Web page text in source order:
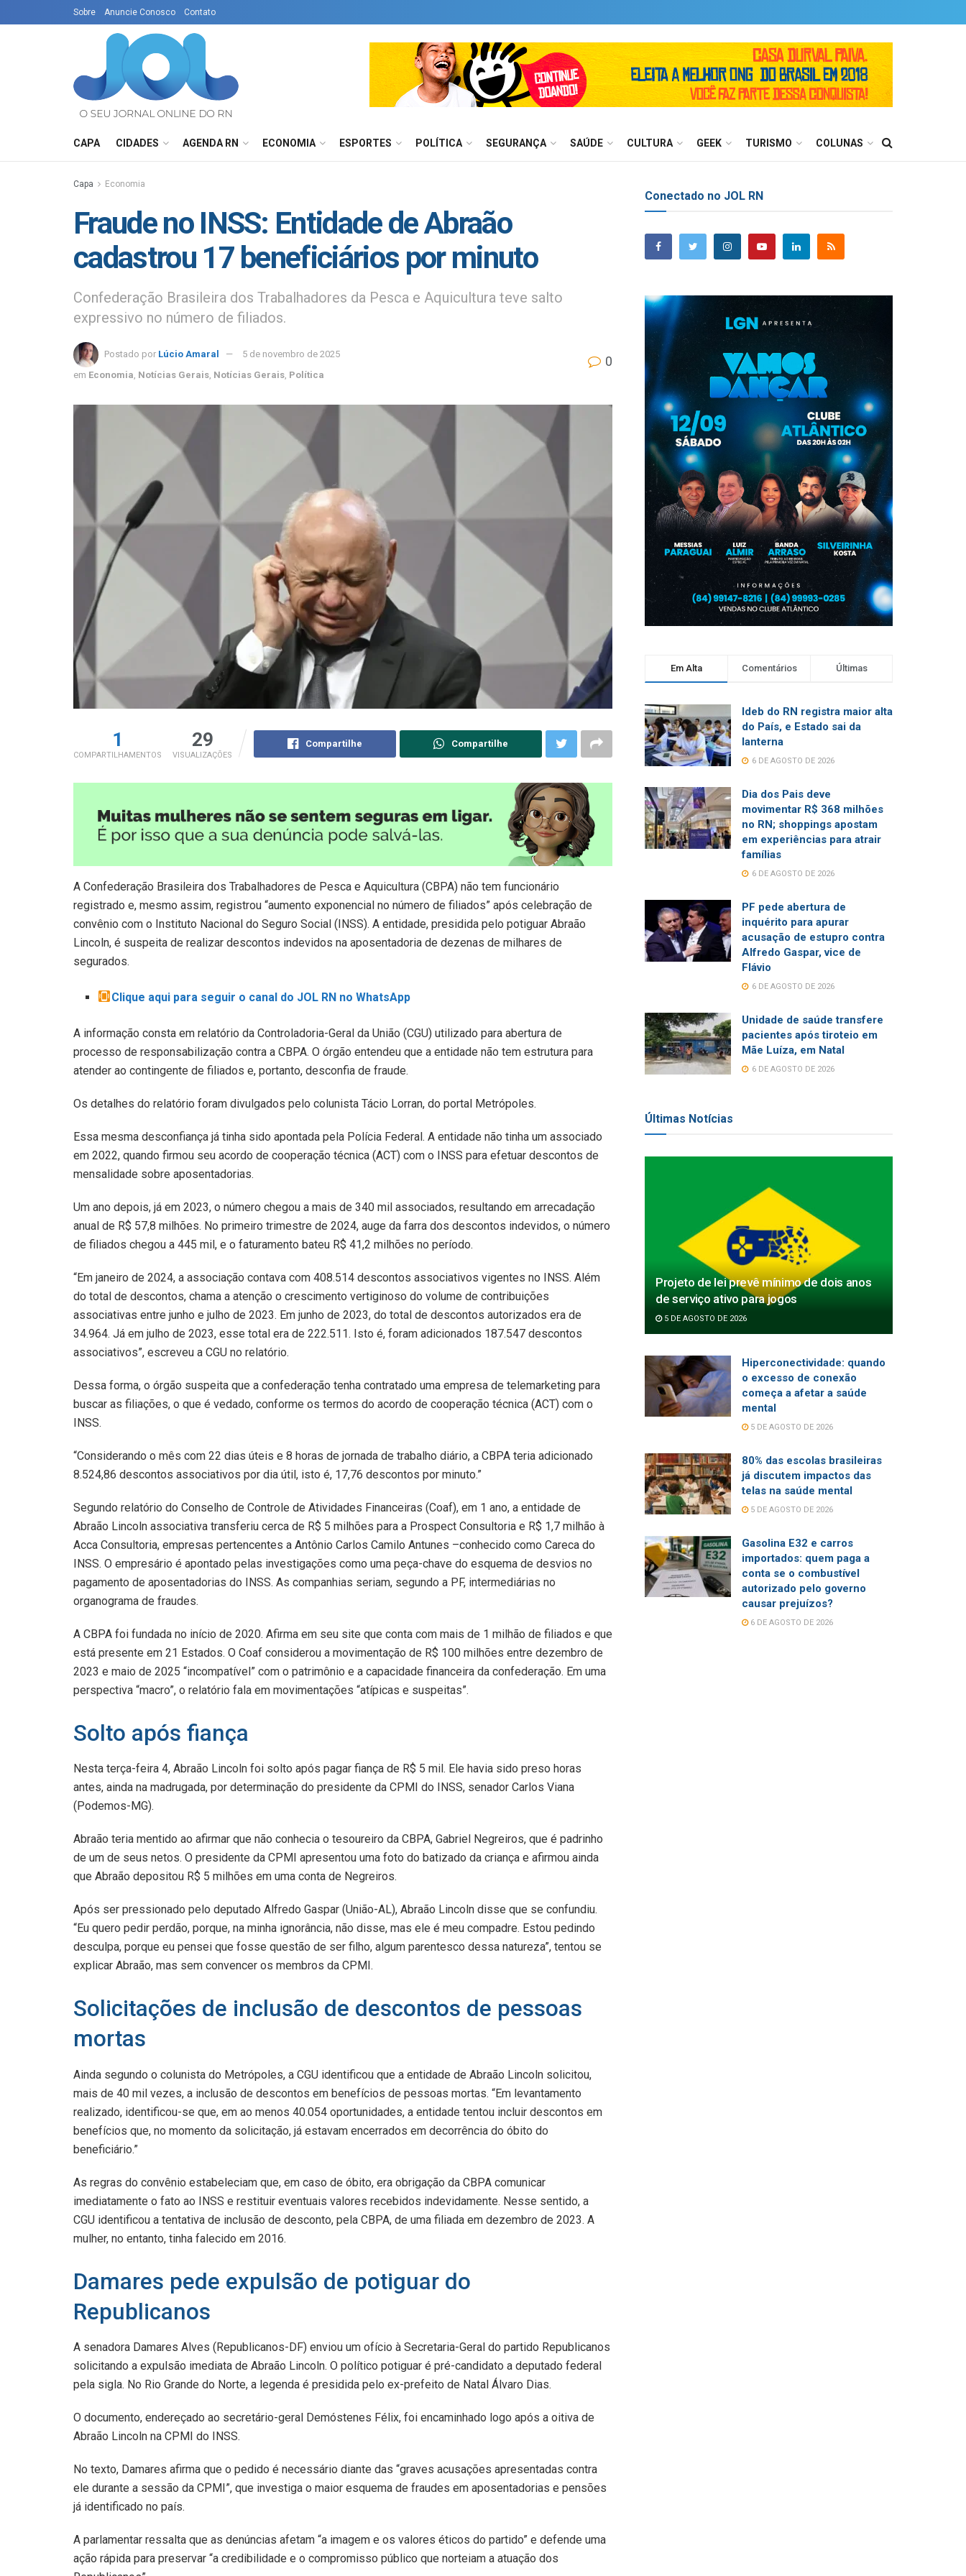
Sobre Anuncie Conosco Contato
CAPA CIDADES AGENDA RN ECONOMIA ESPORTES POLÍTICA SEGURANÇA SAÚDE CULTURA GEEK TURISMO COLUNAS
Capa Economia
Fraude no INSS: Entidade de Abraão
cadastrou 17 beneficiários por minuto
Confederação Brasileira dos Trabalhadores da Pesca e Aquicultura teve salto
expressivo no número de filiados.
Postado por Lúcio Amaral
5 de novembro de 2025
em Economia Notícias Gerais Notícias Gerais Política
0
1
COMPARTILHAMENTOS
29
VISUALIZAÇÕES
Compartilhe Compartilhe
A Confederação Brasileira dos Trabalhadores de Pesca e Aquicultura (CBPA) não tem funcionário
registrado e, mesmo assim, registrou “aumento exponencial no número de filiados” após celebração de
convênio com o Instituto Nacional do Seguro Social (INSS). A entidade, presidida pelo potiguar Abraão
Lincoln, é suspeita de realizar descontos indevidos na aposentadoria de dezenas de milhares de
segurados.
Clique aqui para seguir o canal do JOL RN no WhatsApp
A informação consta em relatório da Controladoria-Geral da União (CGU) utilizado para abertura de
processo de responsabilização contra a CBPA. O órgão entendeu que a entidade não tem estrutura para
atender ao contingente de filiados e, portanto, desconfia de fraude.
Os detalhes do relatório foram divulgados pelo colunista Tácio Lorran, do portal Metrópoles.
Essa mesma desconfiança já tinha sido apontada pela Polícia Federal. A entidade não tinha um associado
em 2022, quando firmou seu acordo de cooperação técnica (ACT) com o INSS para efetuar descontos de
mensalidade sobre aposentadorias.
Um ano depois, já em 2023, o número chegou a mais de 340 mil associados, resultando em arrecadação
anual de R$ 57,8 milhões. No primeiro trimestre de 2024, auge da farra dos descontos indevidos, o número
de filiados chegou a 445 mil, e o faturamento bateu R$ 41,2 milhões no período.
“Em janeiro de 2024, a associação contava com 408.514 descontos associativos vigentes no INSS. Além
do total de descontos, chama a atenção o crescimento vertiginoso do volume de contribuições
associativas entre junho e julho de 2023. Em junho de 2023, do total de descontos autorizados era de
34.964. Já em julho de 2023, esse total era de 222.511. Isto é, foram adicionados 187.547 descontos
associativos”, escreveu a CGU no relatório.
Dessa forma, o órgão suspeita que a confederação tenha contratado uma empresa de telemarketing para
buscar as filiações, o que é vedado, conforme os termos do acordo de cooperação técnica (ACT) com o
INSS.
“Considerando o mês com 22 dias úteis e 8 horas de jornada de trabalho diário, a CBPA teria adicionado
8.524,86 descontos associativos por dia útil, isto é, 17,76 descontos por minuto.”
Segundo relatório do Conselho de Controle de Atividades Financeiras (Coaf), em 1 ano, a entidade de
Abraão Lincoln associativa transferiu cerca de R$ 5 milhões para a Prospect Consultoria e R$ 1,7 milhão à
Acca Consultoria, empresas pertencentes a Antônio Carlos Camilo Antunes –conhecido como Careca do
INSS. O empresário é apontado pelas investigações como uma peça-chave do esquema de desvios no
pagamento de aposentadorias do INSS. As companhias seriam, segundo a PF, intermediárias no
organograma de fraudes.
A CBPA foi fundada no início de 2020. Afirma em seu site que conta com mais de 1 milhão de filiados e que
está presente em 21 Estados. O Coaf considerou a movimentação de R$ 100 milhões entre dezembro de
2023 e maio de 2025 “incompatível” com o patrimônio e a capacidade financeira da confederação. Em uma
perspectiva “macro”, o relatório fala em movimentações “atípicas e suspeitas”.
Solto após fiança
Nesta terça-feira 4, Abraão Lincoln foi solto após pagar fiança de R$ 5 mil. Ele havia sido preso horas
antes, ainda na madrugada, por determinação do presidente da CPMI do INSS, senador Carlos Viana
(Podemos-MG).
Abraão teria mentido ao afirmar que não conhecia o tesoureiro da CBPA, Gabriel Negreiros, que é padrinho
de um de seus netos. O presidente da CPMI apresentou uma foto do batizado da criança e afirmou ainda
que Abraão depositou R$ 5 milhões em uma conta de Negreiros.
Após ser pressionado pelo deputado Alfredo Gaspar (União-AL), Abraão Lincoln disse que se confundiu.
“Eu quero pedir perdão, porque, na minha ignorância, não disse, mas ele é meu compadre. Estou pedindo
desculpa, porque eu pensei que fosse questão de ser filho, algum parentesco dessa natureza”, tentou se
explicar Abraão, mas sem convencer os membros da CPMI.
Solicitações de inclusão de descontos de pessoas
mortas
Ainda segundo o colunista do Metrópoles, a CGU identificou que a entidade de Abraão Lincoln solicitou,
mais de 40 mil vezes, a inclusão de descontos em benefícios de pessoas mortas. “Em levantamento
realizado, identificou-se que, em ao menos 40.054 oportunidades, a entidade tentou incluir descontos em
benefícios que, no momento da solicitação, já estavam encerrados em decorrência do óbito do
beneficiário.”
As regras do convênio estabeleciam que, em caso de óbito, era obrigação da CBPA comunicar
imediatamente o fato ao INSS e restituir eventuais valores recebidos indevidamente. Nesse sentido, a
CGU identificou a tentativa de inclusão de desconto, pela CBPA, de uma filiada em dezembro de 2023. A
mulher, no entanto, tinha falecido em 2016.
Damares pede expulsão de potiguar do
Republicanos
A senadora Damares Alves (Republicanos-DF) enviou um ofício à Secretaria-Geral do partido Republicanos
solicitando a expulsão imediata de Abraão Lincoln. O político potiguar é pré-candidato a deputado federal
pela sigla. No Rio Grande do Norte, a legenda é presidida pelo ex-prefeito de Natal Álvaro Dias.
O documento, endereçado ao secretário-geral Demóstenes Félix, foi encaminhado logo após a oitiva de
Abraão Lincoln na CPMI do INSS.
No texto, Damares afirma que o pedido é necessário diante das “graves acusações apresentadas contra
ele durante a sessão da CPMI”, que investiga o maior esquema de fraudes em aposentadorias e pensões
já identificado no país.
A parlamentar ressalta que as denúncias afetam “a imagem e os valores éticos do partido” e defende uma
ação rápida para preservar “a credibilidade e o compromisso público que norteiam a atuação dos
Conectado no JOL RN
Em Alta Comentários Últimas
Ideb do RN registra maior alta
do País, e Estado sai da
lanterna
6 DE AGOSTO DE 2026
Dia dos Pais deve
movimentar R$ 368 milhões
no RN; shoppings apostam
em experiências para atrair
famílias
6 DE AGOSTO DE 2026
PF pede abertura de
inquérito para apurar
acusação de estupro contra
Alfredo Gaspar, vice de
Flávio
6 DE AGOSTO DE 2026
Unidade de saúde transfere
pacientes após tiroteio em
Mãe Luíza, em Natal
6 DE AGOSTO DE 2026
Últimas Notícias
Projeto de lei prevê mínimo de dois anos
de serviço ativo para jogos
5 DE AGOSTO DE 2026
Hiperconectividade: quando
o excesso de conexão
começa a afetar a saúde
mental
5 DE AGOSTO DE 2026
80% das escolas brasileiras
já discutem impactos das
telas na saúde mental
5 DE AGOSTO DE 2026
Gasolina E32 e carros
importados: quem paga a
conta se o combustível
autorizado pelo governo
causar prejuízos?
6 DE AGOSTO DE 2026